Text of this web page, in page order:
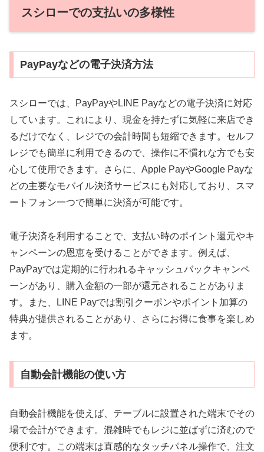
スシローでの支払いの多様性
PayPayなどの電子決済方法
スシローでは、PayPayやLINE Payなどの電子決済に対応
しています。これにより、現金を持たずに気軽に来店でき
るだけでなく、レジでの会計時間も短縮できます。セルフ
レジでも簡単に利用できるので、操作に不慣れな方でも安
心して使用できます。さらに、Apple PayやGoogle Payな
どの主要なモバイル決済サービスにも対応しており、スマ
ートフォン一つで簡単に決済が可能です。
電子決済を利用することで、支払い時のポイント還元やキ
ャンペーンの恩恵を受けることができます。例えば、
PayPayでは定期的に行われるキャッシュバックキャンペ
ーンがあり、購入金額の一部が還元されることがありま
す。また、LINE Payでは割引クーポンやポイント加算の
特典が提供されることがあり、さらにお得に食事を楽しめ
ます。
自動会計機能の使い方
自動会計機能を使えば、テーブルに設置された端末でその
場で会計ができます。混雑時でもレジに並ばずに済むので
便利です。この端末は直感的なタッチパネル操作で、注文